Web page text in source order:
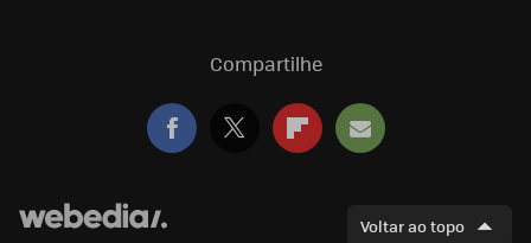
Compartilhe
MAILVoltar ao topo